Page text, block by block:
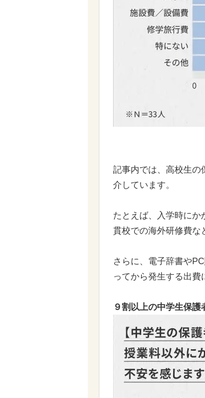
記事内では、高校生の
介しています。
たとえば、入学時にか
貫校での海外研修費な
さらに、電子辞書や
ってから発生する出費
９割以上の中学生保